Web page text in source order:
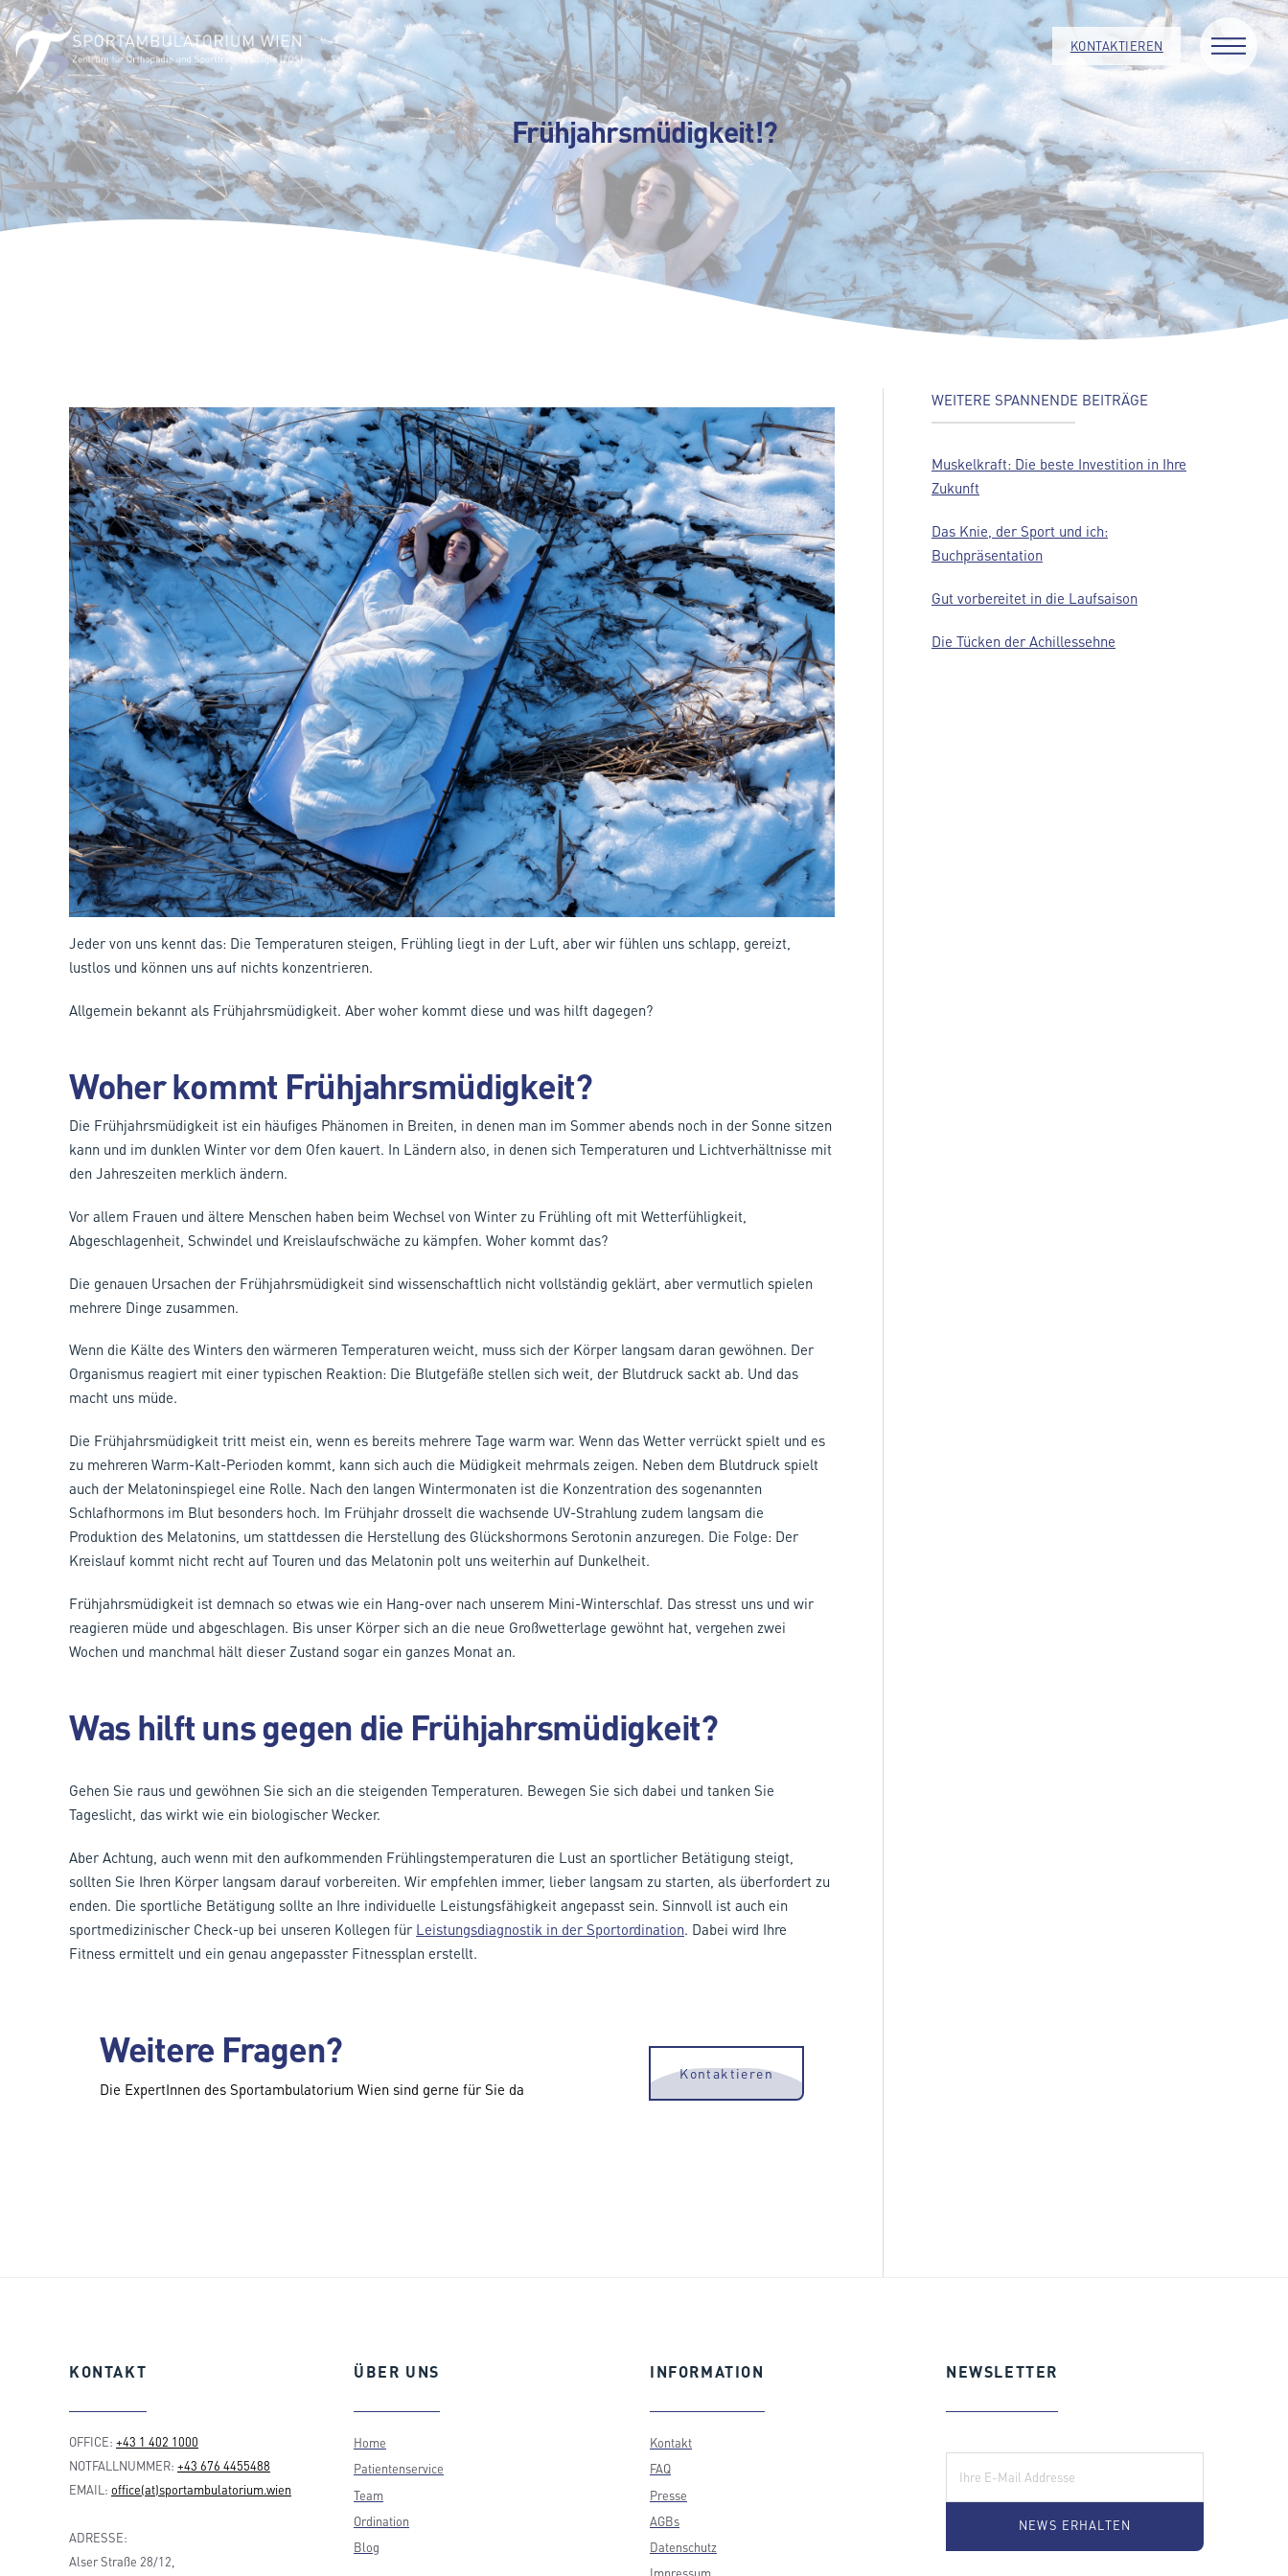
KONTAKTIEREN
Frühjahrsmüdigkeit!?
Jeder von uns kennt das: Die Temperaturen steigen, Frühling liegt in der Luft, aber wir fühlen uns schlapp, gereizt,
lustlos und können uns auf nichts konzentrieren.
Allgemein bekannt als Frühjahrsmüdigkeit. Aber woher kommt diese und was hilft dagegen?
Woher kommt Frühjahrsmüdigkeit?
Die Frühjahrsmüdigkeit ist ein häufiges Phänomen in Breiten, in denen man im Sommer abends noch in der Sonne sitzen
kann und im dunklen Winter vor dem Ofen kauert. In Ländern also, in denen sich Temperaturen und Lichtverhältnisse mit
den Jahreszeiten merklich ändern.
Vor allem Frauen und ältere Menschen haben beim Wechsel von Winter zu Frühling oft mit Wetterfühligkeit,
Abgeschlagenheit, Schwindel und Kreislaufschwäche zu kämpfen. Woher kommt das?
Die genauen Ursachen der Frühjahrsmüdigkeit sind wissenschaftlich nicht vollständig geklärt, aber vermutlich spielen
mehrere Dinge zusammen.
Wenn die Kälte des Winters den wärmeren Temperaturen weicht, muss sich der Körper langsam daran gewöhnen. Der
Organismus reagiert mit einer typischen Reaktion: Die Blutgefäße stellen sich weit, der Blutdruck sackt ab. Und das
macht uns müde.
Die Frühjahrsmüdigkeit tritt meist ein, wenn es bereits mehrere Tage warm war. Wenn das Wetter verrückt spielt und es
zu mehreren Warm-Kalt-Perioden kommt, kann sich auch die Müdigkeit mehrmals zeigen. Neben dem Blutdruck spielt
auch der Melatoninspiegel eine Rolle. Nach den langen Wintermonaten ist die Konzentration des sogenannten
Schlafhormons im Blut besonders hoch. Im Frühjahr drosselt die wachsende UV-Strahlung zudem langsam die
Produktion des Melatonins, um stattdessen die Herstellung des Glückshormons Serotonin anzuregen. Die Folge: Der
Kreislauf kommt nicht recht auf Touren und das Melatonin polt uns weiterhin auf Dunkelheit.
Frühjahrsmüdigkeit ist demnach so etwas wie ein Hang-over nach unserem Mini-Winterschlaf. Das stresst uns und wir
reagieren müde und abgeschlagen. Bis unser Körper sich an die neue Großwetterlage gewöhnt hat, vergehen zwei
Wochen und manchmal hält dieser Zustand sogar ein ganzes Monat an.
Was hilft uns gegen die Frühjahrsmüdigkeit?
Gehen Sie raus und gewöhnen Sie sich an die steigenden Temperaturen. Bewegen Sie sich dabei und tanken Sie
Tageslicht, das wirkt wie ein biologischer Wecker.
Aber Achtung, auch wenn mit den aufkommenden Frühlingstemperaturen die Lust an sportlicher Betätigung steigt,
sollten Sie Ihren Körper langsam darauf vorbereiten. Wir empfehlen immer, lieber langsam zu starten, als überfordert zu
enden. Die sportliche Betätigung sollte an Ihre individuelle Leistungsfähigkeit angepasst sein. Sinnvoll ist auch ein
sportmedizinischer Check-up bei unseren Kollegen für Leistungsdiagnostik in der Sportordination. Dabei wird Ihre
Fitness ermittelt und ein genau angepasster Fitnessplan erstellt.
Weitere Fragen?
Die ExpertInnen des Sportambulatorium Wien sind gerne für Sie da
Kontaktieren
WEITERE SPANNENDE BEITRÄGE
Muskelkraft: Die beste Investition in Ihre
Zukunft
Das Knie, der Sport und ich:
Buchpräsentation
Gut vorbereitet in die Laufsaison
Die Tücken der Achillessehne
KONTAKT
OFFICE: +43 1 402 1000
NOTFALLNUMMER: +43 676 4455488
EMAIL: office(at)sportambulatorium.wien
ADRESSE:
Alser Straße 28/12,
ÜBER UNS
Home
Patientenservice
Team
Ordination
Blog
INFORMATION
Kontakt
FAQ
Presse
AGBs
Datenschutz
NEWSLETTER